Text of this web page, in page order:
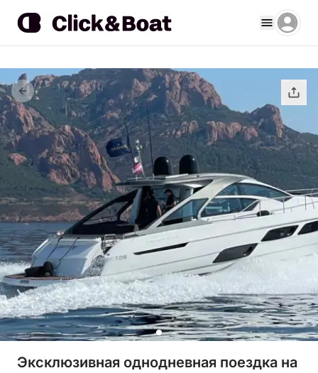
Эксклюзивная однодневная поездка на